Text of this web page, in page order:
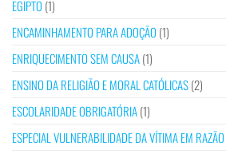
EGIPTO (1)
ENCAMINHAMENTO PARA ADOÇÃO (1)
ENRIQUECIMENTO SEM CAUSA(1)
ENSINO DA RELIGIÃO E MORAL CATÓLICAS(2)
ESCOLARIDADE OBRIGATÓRIA(1)
ESPECIAL VULNERABILIDADE DA VÍTIMA EM